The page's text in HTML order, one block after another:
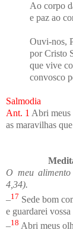
Ao corpo
e paz ao
Ouvi-nos,
por Cristo
que vive
convosco
Salmodia
Ant. 1 Abri meus
as maravilhas
O meu
4,34).
–17 Sede bom
e guardarei
–18 Abri meus